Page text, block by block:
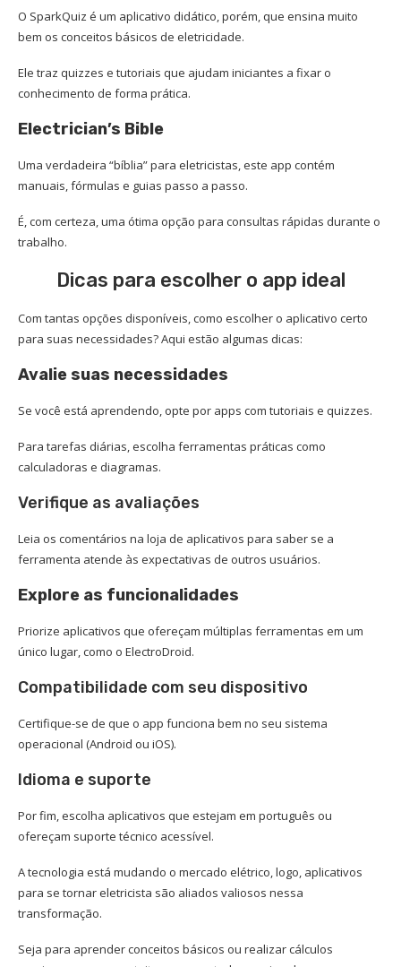
O SparkQuiz é um aplicativo didático, porém, que ensina muito
bem os conceitos básicos de eletricidade.
Ele traz quizzes e tutoriais que ajudam iniciantes a fixar o
conhecimento de forma prática.
Electrician’s Bible
Uma verdadeira “bíblia” para eletricistas, este app contém
manuais, fórmulas e guias passo a passo.
É, com certeza, uma ótima opção para consultas rápidas durante o
trabalho.
Dicas para escolher o app ideal
Com tantas opções disponíveis, como escolher o aplicativo certo
para suas necessidades? Aqui estão algumas dicas:
Avalie suas necessidades
Se você está aprendendo, opte por apps com tutoriais e quizzes.
Para tarefas diárias, escolha ferramentas práticas como
calculadoras e diagramas.
Verifique as avaliações
Leia os comentários na loja de aplicativos para saber se a
ferramenta atende às expectativas de outros usuários.
Explore as funcionalidades
Priorize aplicativos que ofereçam múltiplas ferramentas em um
único lugar, como o ElectroDroid.
Compatibilidade com seu dispositivo
Certifique-se de que o app funciona bem no seu sistema
operacional (Android ou iOS).
Idioma e suporte
Por fim, escolha aplicativos que estejam em português ou
ofereçam suporte técnico acessível.
A tecnologia está mudando o mercado elétrico, logo, aplicativos
para se tornar eletricista são aliados valiosos nessa
transformação.
Seja para aprender conceitos básicos ou realizar cálculos